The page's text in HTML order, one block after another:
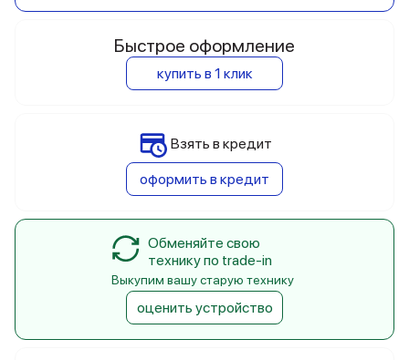
Быстрое оформление
купить в 1 клик
Взять в кредит
оформить в кредит
Обменяйте свою
технику по trade-in
Выкупим вашу старую технику
оценить устройство